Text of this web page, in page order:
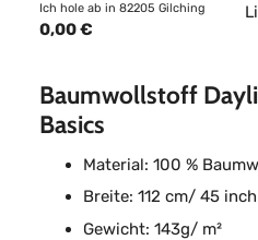
Ich hole ab in 82205 Gilching
0,00 €
Baumwollstoff
Basics
Material: 100 %
Breite: 112 cm/ 45 inch
Gewicht: 143g/ m²